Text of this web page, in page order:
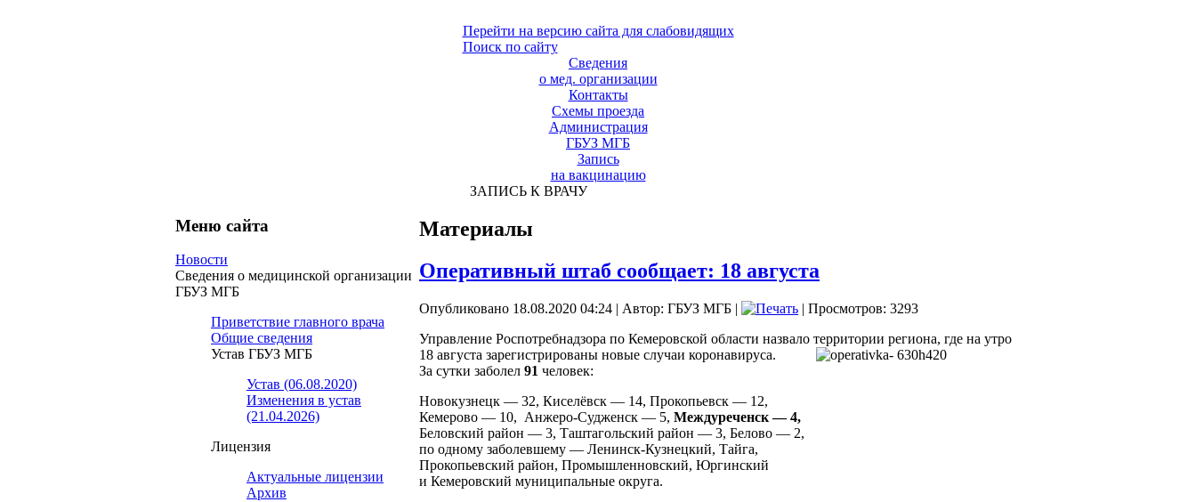
Перейти на версию сайта для слабовидящих
Поиск по сайту
Сведения
о мед. организации
Контакты
Схемы проезда
Администрация
ГБУЗ МГБ
Запись
на вакцинацию
ЗАПИСЬ К ВРАЧУ
Меню сайта
Новости
Сведения о медицинской организации
ГБУЗ МГБ
Приветствие главного врача
Общие сведения
Устав ГБУЗ МГБ
Устав (06.08.2020)
Изменения в устав
(21.04.2026)
Лицензия
Актуальные лицензии
Архив
Материалы
Оперативный штаб сообщает: 18 августа
Опубликовано 18.08.2020 04:24 | Автор: ГБУЗ МГБ |
| Просмотров: 3293
Управление Роспотребнадзора по Кемеровской области назвало территории региона, где на утро
18 августа зарегистрированы новые случаи коронавируса.
За сутки заболел 91 человек:
Новокузнецк — 32, Киселёвск — 14, Прокопьевск — 12,
Кемерово — 10, Анжеро-Судженск — 5, Междуреченск — 4,
Беловский район — 3, Таштагольский район — 3, Белово — 2,
по одному заболевшему — Ленинск-Кузнецкий, Тайга,
Прокопьевский район, Промышленновский, Юргинский
и Кемеровский муниципальные округа.